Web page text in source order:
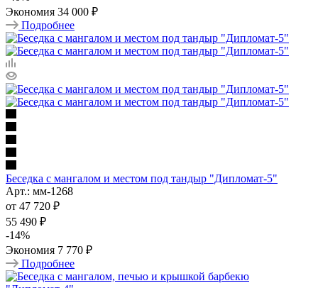
Экономия 34 000 ₽
Подробнее
Беседка с мангалом и местом под тандыр "Дипломат-5"
Арт.: мм-1268
от 47 720 ₽
55 490 ₽
-14%
Экономия 7 770 ₽
Подробнее